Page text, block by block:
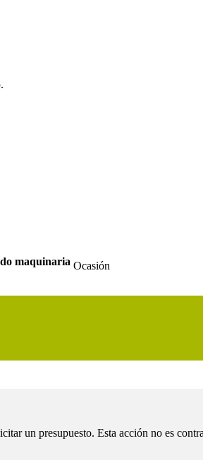
maquinaria Ocasión
un presupuesto. Esta acción no es